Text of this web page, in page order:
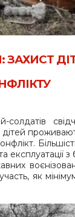
солдатів
дітей
експлуатації
як